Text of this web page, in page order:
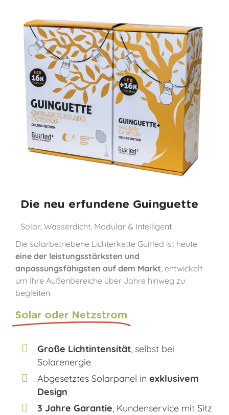
Die neu erfundene Guinguette
Solar, Wasserdicht, Modular & Intelligent
Die solarbetriebene Lichterkette Guirled ist heute
eine der leistungsstärksten und
anpassungsfähigsten auf dem Markt, entwickelt
um Ihre Außenbereiche über Jahre hinweg zu
begleiten.
Solar oder Netzstrom
Große Lichtintensität , selbst bei
Solarenergie
Abgesetztes Solarpanel inexklusivem
Design
3 Jahre Garantie , Kundenservice mit Sitz